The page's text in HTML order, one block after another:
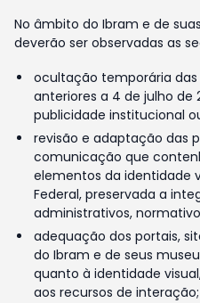
No âmbito do Ibram e de
deverão ser observadas as
ocultação temporária
anteriores a 4 de julho de
publicidade institucional
revisão e adaptação das
comunicação que
elementos da identidade
Federal, preservada a
administrativos,
adequação dos portais,
do Ibram e de seus
quanto à identidade
aos recursos de interação;